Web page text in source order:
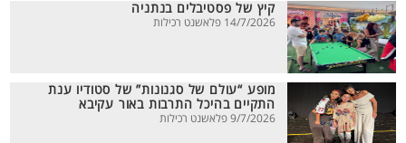
קיץ של פסטיבלים בנתניה
14/7/2026 פלאשנט רכילות
מופע “עולם של סגנונות” של סטודיו ענת
התקיים בהיכל התרבות באור עקיבא
9/7/2026 פלאשנט רכילות